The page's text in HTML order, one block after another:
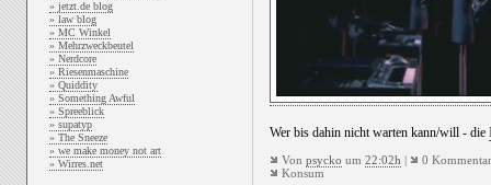
» jetzt.de blog
» law blog
» MC Winkel
» Mehrzweckbeutel
» Nerdcore
» Riesenmaschine
» Quiddity
» Something Awful
» Spreeblick
» supatyp
» The Sneeze
» we make money not art
» Wirres.net
Wer bis dahin nicht warten kann/will - die
Von psycko um 22:02h |
0
Konsum